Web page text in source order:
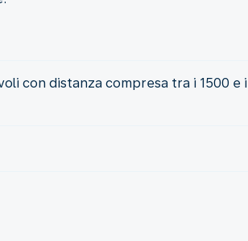
con distanza compresa tra i 1500 e i